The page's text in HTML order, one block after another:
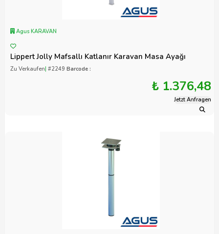
Agus KARAVAN
Lippert Jolly Mafsallı Katlanır Karavan Masa Ayağı
Zu Verkaufen| #2249 Barcode :
₺ 1.376,48
Jetzt Anfragen